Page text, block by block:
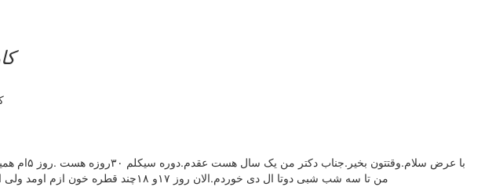
با عرض
من تا سه شب شبی دوتا ال دی خوردم.الان روز ۱۷و ۱۸چند قطره خون ازم اومد ولی امروز که ۱۹هست به طور کامل خونریزی داشتم.موقع پریودم ۲۸ماه هست.خواستم بدونم احتمال بارداری دارم یا نه ؟